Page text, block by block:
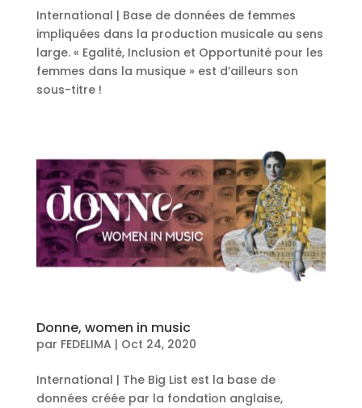
International | Base de données de femmes
impliquées dans la production musicale au sens
large. « Egalité, Inclusion et Opportunité pour les
femmes dans la musique » est d’ailleurs son
sous-titre !
Donne, women in music
par FEDELIMA | Oct 24, 2020
International | The Big List est la base de
données créée par la fondation anglaise,